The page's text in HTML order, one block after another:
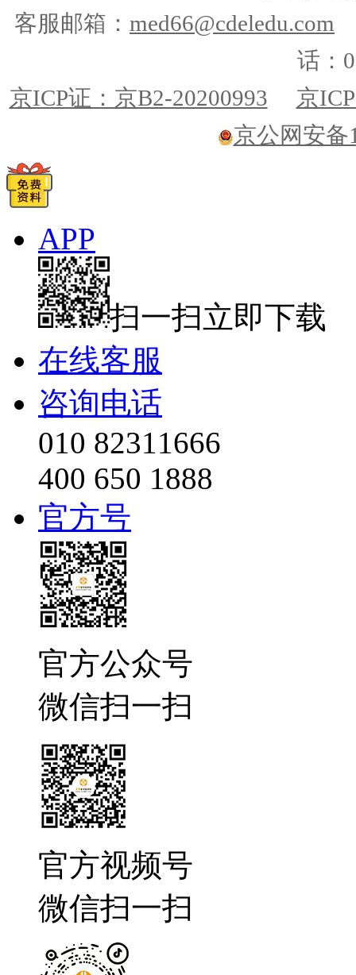
客服邮箱： med66@cdeledu.com
话：
京ICP证：京B2-20200993
京
京公网安备
APP
扫一扫立即下载
在线客服
咨询电话
010 82311666
400 650 1888
官方号
官方公众号
微信扫一扫
官方视频号
微信扫一扫